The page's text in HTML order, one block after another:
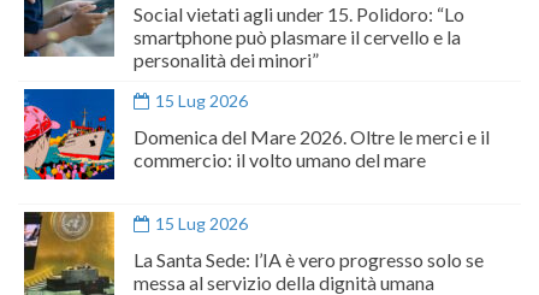
Social vietati agli under 15. Polidoro: “Lo
smartphone può plasmare il cervello e la
personalità dei minori”
15 Lug 2026
Domenica del Mare 2026. Oltre le merci e il
commercio: il volto umano del mare
15 Lug 2026
La Santa Sede: l’IA è vero progresso solo se
messa al servizio della dignità umana